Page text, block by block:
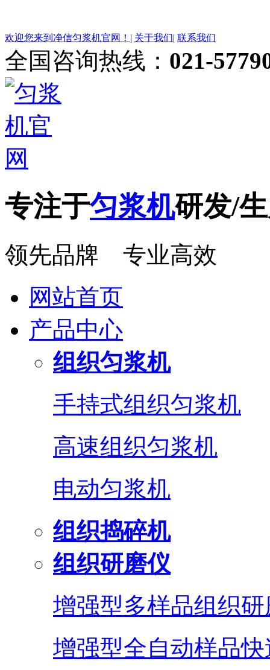
欢迎您来到净信匀浆机官网！ | 关于我们| 联系我们
全国咨询热线： 021-
专注于匀浆机研发/
领先品牌 专业高效
网站首页
产品中心
组织匀浆机
手持式组织匀浆机
高速组织匀浆机
电动匀浆机
组织捣碎机
组织研磨仪
增强型多样品组织
增强型全自动样品